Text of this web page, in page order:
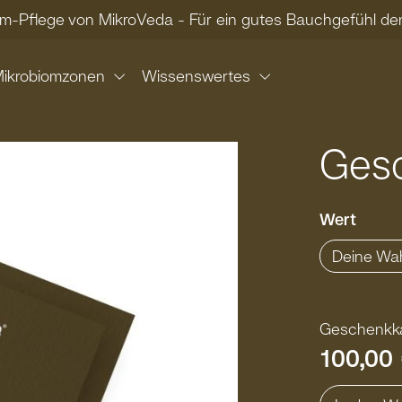
Pflege von MikroVeda - Für ein gutes Bauchgefühl
Wissenswertes
Wert
Deine